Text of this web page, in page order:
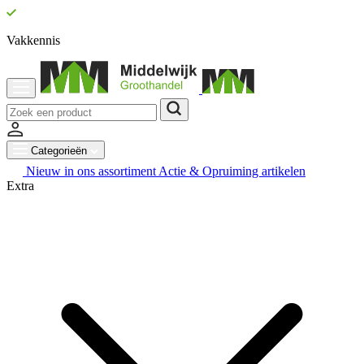
Vakkennis
Categorieën
Nieuw in ons assortiment Actie & Opruiming artikelen
Extra